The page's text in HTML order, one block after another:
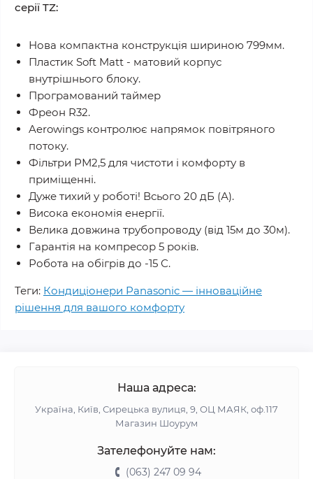
серії TZ:
Нова компактна конструкція шириною 799мм.
Пластик Soft Matt - матовий корпус
внутрішнього блоку.
Програмований таймер
Фреон R32.
Aerowings контролює напрямок повітряного
потоку.
Фільтри РМ2,5 для чистоти і комфорту в
приміщенні.
Дуже тихий у роботі! Всього 20 дБ (А).
Висока економія енергії.
Велика довжина трубопроводу (від 15м до 30м).
Гарантія на компресор 5 років.
Робота на обігрів до -15 С.
Теги: Кондиціонери Panasonic — інноваційне
рішення для вашого комфорту
Наша адреса:
Україна, Київ, Сирецька вулиця, 9, ОЦ МАЯК, оф.117
Магазин Шоурум
Зателефонуйте нам:
(063) 247 09 94